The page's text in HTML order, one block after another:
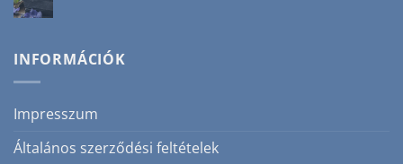
szakértőként!
bejegyzéshez
bőrápolás
pattanásra
INFORMÁCIÓK
Impresszum
Általános szerződési feltételek